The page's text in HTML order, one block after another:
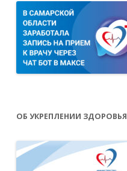
ОБ УКРЕПЛЕНИИ ЗДОРОВЬЯ